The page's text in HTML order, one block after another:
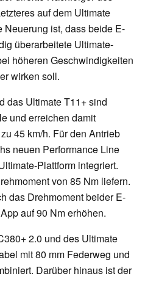
auf dem Ultimate
ist, dass beide E-
überarbeitete Ultimate-
höheren Geschwindigkeiten
wirken soll.
das Ultimate T11+ sind
und erreichen damit
45 km/h. Für den Antrieb
neuen Performance Line
Plattform integriert.
von 85 Nm liefern.
das Drehmoment beider E-
auf 90 Nm erhöhen.
2.0 und des Ultimate
mit 80 mm Federweg und
Darüber hinaus ist der